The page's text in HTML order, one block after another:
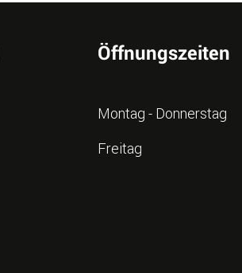
Öffnungszeiten
Montag - Donnerstag
Freitag